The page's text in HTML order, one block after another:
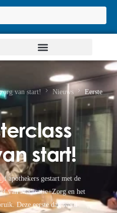
van start! Nieuws
Eerste
start!
apothekers gestart met de
van Medicatie+Zorg en het
Deze eerste dag werd